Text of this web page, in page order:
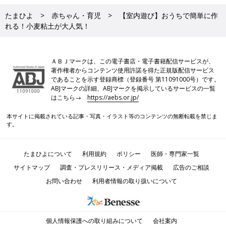
たまひよ 赤ちゃん・育児
【室内遊び】おうちで簡単に作
れる！小麦粘土が大人気！
ＡＢＪマークは、この電子書店・電子書籍配信サービスが、
著作権者からコンテンツ使用許諾を得た正規版配信サービス
であることを示す登録商標（登録番号 第11091000号）です。
ABJマークの詳細、ABJマークを掲示しているサービスの一覧
はこちら→https://aebs.or.jp/
本サイトに掲載されている記事・写真・イラスト等のコンテンツの無断転載を禁じま
す。
たまひよについて 利用規約 ポリシー
医師・専門家一覧
サイトマップ
調査・プレスリリース・メディア掲載
広告のご相談
お問い合わせ
利用者情報の取り扱いについて
個人情報保護への取り組みについて 会社案内